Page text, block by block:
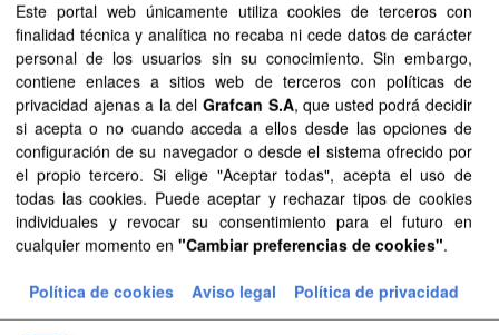
Formatos: SHP Grupos:
Medio ambiente
Licencias:
Aviso Legal del SITCAN
Filtrar Resultados
Atlas Climático de Canarias - Canarias
Información del Atlas Climático de Canarias que ha sido
asociados a las variables climáticas se encuentran
Este portal web únicamente utiliza cookies de terceros con
finalidad técnica y analítica no recaba ni cede datos de carácter
personal de los usuarios sin su conocimiento. Sin embargo,
contiene enlaces a sitios web de terceros con políticas de
privacidad ajenas a la del Grafcan S.A, que usted podrá decidir
si acepta o no cuando acceda a ellos desde las opciones de
configuración de su navegador o desde el sistema ofrecido por
el propio tercero. Si elige "Aceptar todas", acepta el uso de
todas las cookies. Puede aceptar y rechazar tipos de cookies
individuales y revocar su consentimiento para el futuro en
cualquier momento en "Cambiar preferencias de cookies".
Política de cookies Aviso legal Política de privacidad